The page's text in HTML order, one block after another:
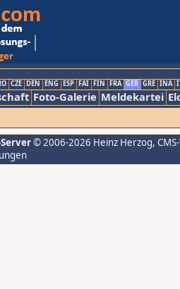
CZE DEN ENG ESP FAI FIN FRA GER GRE INA
Foto-Galerie Meldekartei
© 2006-2026 Heinz Herzog,